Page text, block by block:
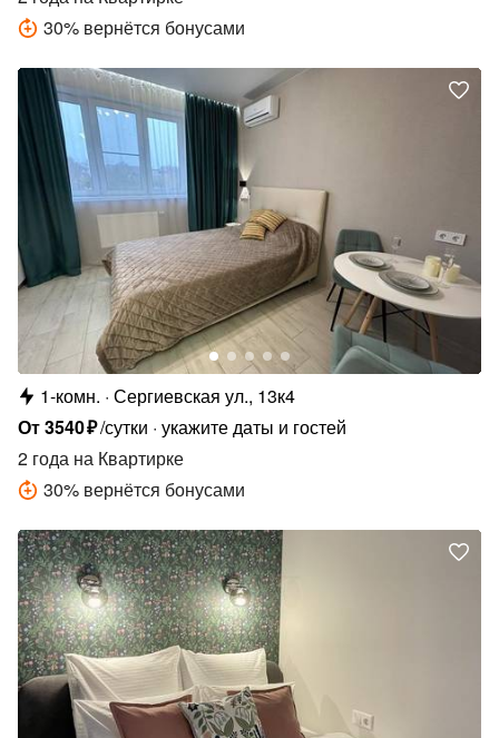
30% вернётся бонусами
1-комн. Сергиевская ул., 13к4
От3540₽/сутки укажите даты и гостей
2 года на Квартирке
30% вернётся бонусами